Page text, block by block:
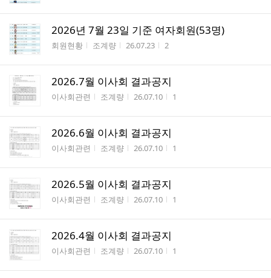
2026년 7월 23일 기준 여자회원(53명)
게시판명
회원현황 작성자
조계량 작성시간
26.07.23 조회수
2
2026.7월 이사회 결과공지
게시판명
이사회관련 작성자
조계량 작성시간
26.07.10 조회수
1
2026.6월 이사회 결과공지
게시판명
이사회관련 작성자
조계량 작성시간
26.07.10 조회수
1
2026.5월 이사회 결과공지
게시판명
이사회관련 작성자
조계량 작성시간
26.07.10 조회수
1
2026.4월 이사회 결과공지
게시판명
이사회관련 작성자
조계량 작성시간
26.07.10 조회수
1